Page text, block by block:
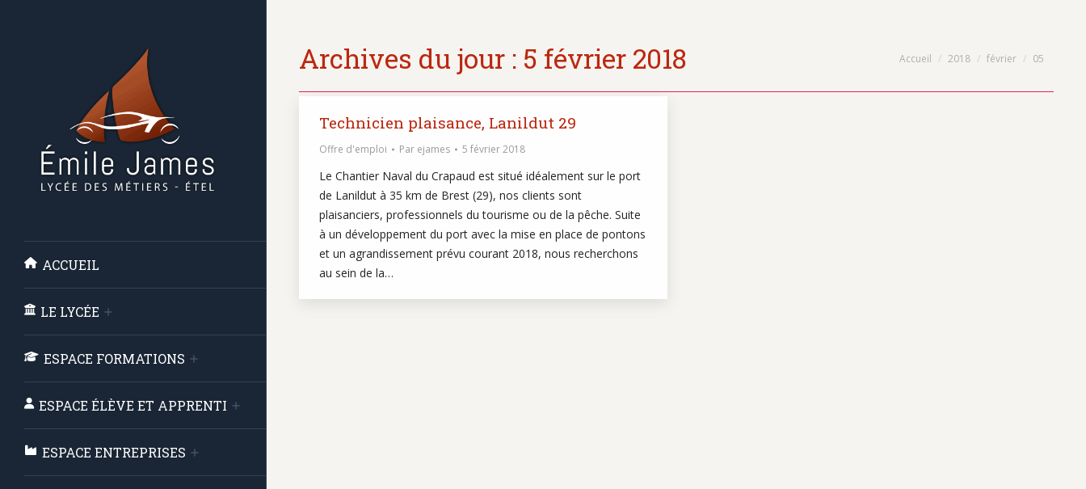
ACCUEIL
LE LYCÉE
ESPACE FORMATIONS
ESPACE ÉLÈVE ET APPRENTI
ESPACE ENTREPRISES
Archives du jour : 5 février 2018 Vous êtes ici :
Accueil 2018 février 05
Technicien plaisance, Lanildut 29
Offre d'emploi Par ejames 5 février 2018
Le Chantier Naval du Crapaud est situé idéalement sur le port
de Lanildut à 35 km de Brest (29), nos clients sont
plaisanciers, professionnels du tourisme ou de la pêche. Suite
à un développement du port avec la mise en place de pontons
et un agrandissement prévu courant 2018, nous recherchons
au sein de la…